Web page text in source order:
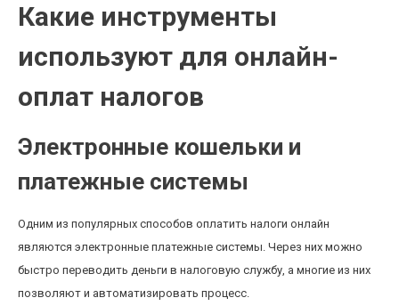
Какие инструменты
используют для онлайн-
оплат налогов
Электронные кошельки и
платежные системы
Одним из популярных способов оплатить налоги онлайн
являются электронные платежные системы. Через них можно
быстро переводить деньги в налоговую службу, а многие из них
позволяют и автоматизировать процесс.